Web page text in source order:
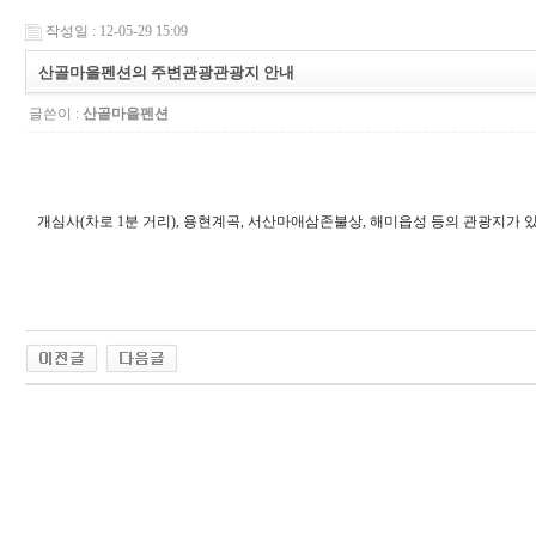
작성일 : 12-05-29 15:09
산골마을펜션의 주변관광관광지 안내
글쓴이 : 산골마을펜션
개심사(차로 1분 거리), 용현계곡, 서산마애삼존불상, 해미읍성 등의 관광지가